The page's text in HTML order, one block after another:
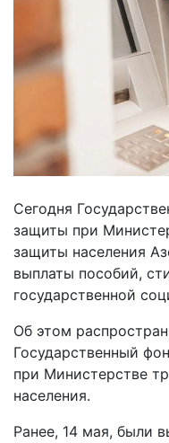
Сегодня
защиты при
защиты населения
выплаты пособий,
государственной
Oб этом
Государственный
при Министерстве
населения.
Ранее, 14 мая, были